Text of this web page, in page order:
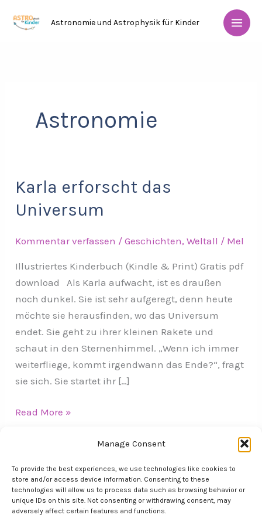
Manage Consent
To provide the best experiences, we use technologies like cookies to
store and/or access device information. Consenting to these
technologies will allow us to process data such as browsing behavior or
unique IDs on this site. Not consenting or withdrawing consent, may
adversely affect certain features and functions.
Inhalt
Astronomie und Astrophysik für Kinder
Astronomie
Karla erforscht das
Universum
Kommentar verfassen /Geschichten,Weltall / Mel
Illustriertes Kinderbuch (Kindle & Print) Gratis pdf
download Als Karla aufwacht, ist es draußen
noch dunkel. Sie ist sehr aufgeregt, denn heute
möchte sie herausfinden, wo das Universum
endet. Sie geht zu ihrer kleinen Rakete und
schaut in den Sternenhimmel. „Wenn ich immer
weiterfliege, kommt irgendwann das Ende?“, fragt
sie sich. Sie startet ihr […]
Karla
das
Read More »
Über mich